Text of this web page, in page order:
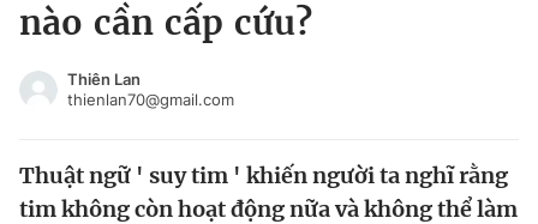
Chào ngày mới
Tin thị trường Tin 360
Tin đã lưu
Tin đã xem
nào cần cấp cứu?
Thiên Lan
thienlan70@gmail.com
Thuật ngữ ' suy tim ' khiến người ta nghĩ rằng
tim không còn hoạt động nữa và không thể làm